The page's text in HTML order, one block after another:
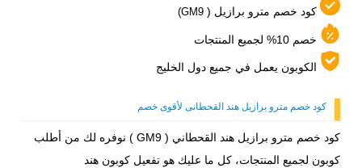
كود خصم مترو برازيل ( GM9)
خصم 10% لجميع المنتجات
الكوبون يعمل في جميع دول الخليج
كود خصم مترو برازيل هند القحطانى لأقوى خصم
كود خصم مترو برازيل هند القحطاني ( GM9 ) نوفره لك من أطلب
كوبون لجميع المنتجات، كل ما عليك هو تفعيل كوبون هند